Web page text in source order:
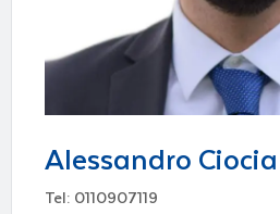
Alessandro Ciocia
Tel: 0110907119